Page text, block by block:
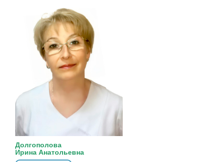
Долгополова
Ирина Анатольевна